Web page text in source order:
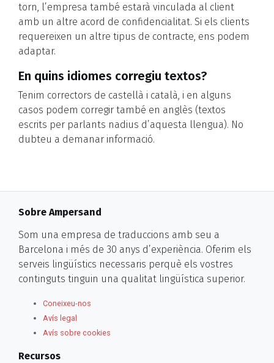
torn, l’empresa també estarà vinculada al client
amb un altre acord de confidencialitat. Si els clients
requereixen un altre tipus de contracte, ens podem
adaptar.
En quins idiomes corregiu textos?
Tenim correctors de castellà i català, i en alguns
casos podem corregir també en anglès (textos
escrits per parlants nadius d’aquesta llengua). No
dubteu a demanar informació.
Sobre Ampersand
Som una empresa de traduccions amb seu a
Barcelona i més de 30 anys d’experiència. Oferim els
serveis lingüístics necessaris perquè els vostres
continguts tinguin una qualitat lingüística superior.
Coneixeu-nos
Avís legal
Avís sobre cookies
Recursos